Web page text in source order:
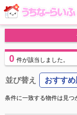
0 件が該当しました。
並び替え おすす
条件に一致する物件は見つ